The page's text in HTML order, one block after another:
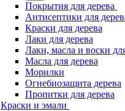
Покрытия для дерева
Антисептики для
Краски для дерева
Лаки для дерева
Лаки, масла и воски
Масла для дерева
Морилки
Огнебиозащита дерева
Пропитки для дерева
Краски и эмали